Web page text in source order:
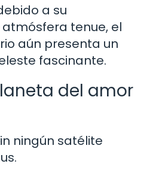
a su
tenue, el
aún presenta un
fascinante.
del amor
ningún satélite